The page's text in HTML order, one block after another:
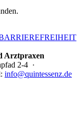
Arztpraxen
2-4 ·
info@quintessenz.de